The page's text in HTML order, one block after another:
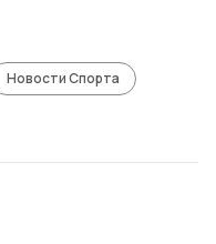
Новости Спорта